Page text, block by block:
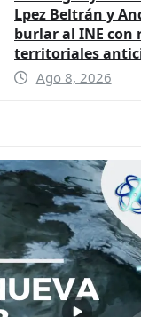
Lpez Beltrán y
burlar al INE con
territoriales
Ago 8, 2026